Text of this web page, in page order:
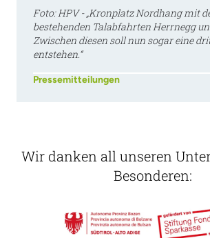
Foto: HPV - „Kronplatz Nordhang mit
bestehenden Talabfahrten Herrnegg
Zwischen diesen soll nun sogar eine
entstehen.“
Pressemitteilungen
Wir danken all unseren
Besonderen: